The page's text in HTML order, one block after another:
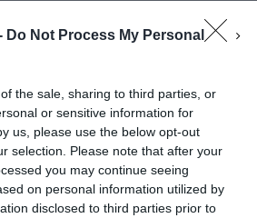
Do Not Process My Personal
the sale, sharing to third parties, or
or sensitive information for
us, please use the below opt-out
selection. Please note that after your
you may continue seeing
on personal information utilized by
disclosed to third parties prior to
Σύμβουλος